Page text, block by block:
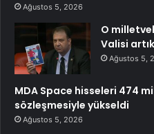
Ağustos 5, 2026
O
Valisi
Ağustos 5,
MDA Space hisseleri 474
sözleşmesiyle yükseldi
Ağustos 5, 2026